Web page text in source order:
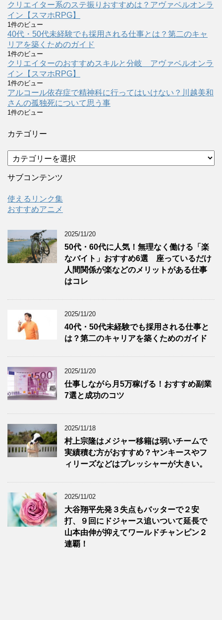
クリエイター系のステ振りおすすめは？アヴァベルオンラ
イン【スマホRPG】
1件のビュー
40代・50代未経験でも採用される仕事とは？第二のキャ
リアを築くためのガイド
1件のビュー
クリエイターのおすすめスキルと分岐 アヴァベルオンラ
イン【スマホRPG】
1件のビュー
アルコール依存症で精神科に行ってはいけない？川越美和
さんの孤独死について思う事
1件のビュー
カテゴリー
テ
ゴ
ー
サブコンテンツ
使えるリンク集
おすすめアニメ
2025/11/20
50代・60代に人気！無理なく働ける「楽
なバイト」おすすめ6選 座っているだけ
人間関係が楽などのメリットがある仕事
はコレ
2025/11/20
40代・50代未経験でも採用される仕事と
は？第二のキャリアを築くためのガイド
2025/11/20
仕事しながら月5万稼げる！おすすめ副業
7選と成功のコツ
2025/11/18
村上宗隆はメジャー移籍は弱いチームで
実績積む方がおすすめ？ヤンキースやフ
ィリーズなどはプレッシャーが大きい。
2025/11/02
大谷翔平先発３失点もバッターで２安
打、９回にドジャース追いついて延長で
山本由伸が抑えてワールドチャンピン２
連覇！